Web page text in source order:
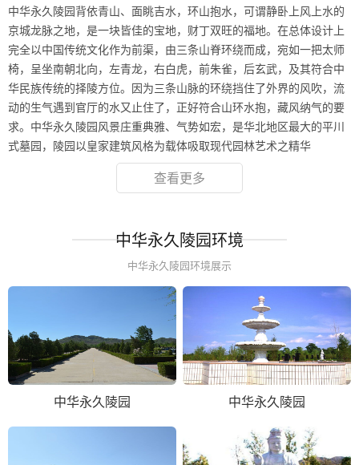
中华永久陵园背依青山、面眺吉水，环山抱水，可谓静卧上风上水的
京城龙脉之地，是一块皆佳的宝地，财丁双旺的福地。在总体设计上
完全以中国传统文化作为前渠，由三条山脊环绕而成，宛如一把太师
椅，呈坐南朝北向，左青龙，右白虎，前朱雀，后玄武，及其符合中
华民族传统的择陵方位。因为三条山脉的环绕挡住了外界的风吹，流
动的生气遇到官厅的水又止住了，正好符合山环水抱，藏风纳气的要
求。中华永久陵园风景庄重典雅、气势如宏，是华北地区最大的平川
式墓园，陵园以皇家建筑风格为载体吸取现代园林艺术之精华
查看更多
中华永久陵园环境
中华永久陵园环境展示
中华永久陵园 中华永久陵园